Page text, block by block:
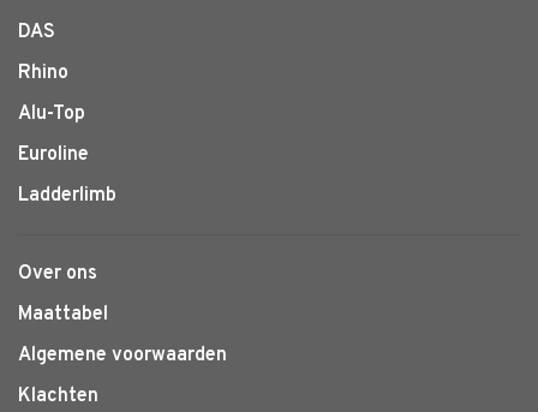
DAS
Rhino
Alu-Top
Euroline
Ladderlimb
Over ons
Maattabel
Algemene voorwaarden
Klachten